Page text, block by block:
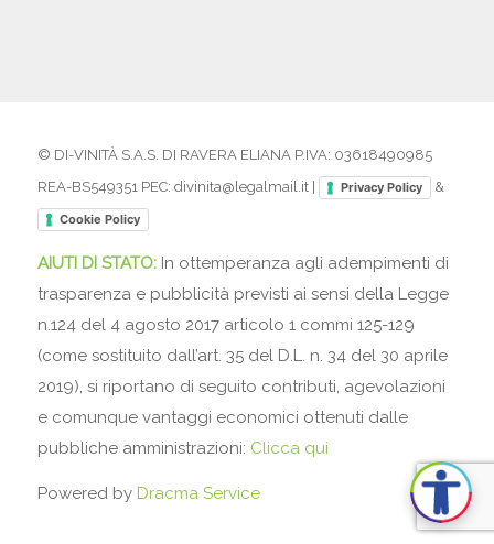
© DI-VINITÀ S.A.S. DI RAVERA ELIANA P.IVA: 03618490985
REA-BS549351 PEC: divinita@legalmail.it |
Privacy Policy &
Cookie Policy
AIUTI DI STATO: In ottemperanza agli adempimenti di
trasparenza e pubblicità previsti ai sensi della Legge
n.124 del 4 agosto 2017 articolo 1 commi 125-129
(come sostituito dall’art. 35 del D.L. n. 34 del 30 aprile
2019), si riportano di seguito contributi, agevolazioni
e comunque vantaggi economici ottenuti dalle
pubbliche amministrazioni: Clicca qui
Powered by Dracma Service